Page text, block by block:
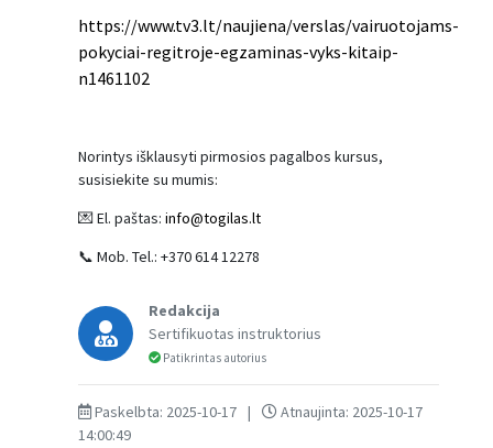
https://www.tv3.lt/naujiena/verslas/vairuotojams-
pokyciai-regitroje-egzaminas-vyks-kitaip-
n1461102
Norintys išklausyti pirmosios pagalbos kursus,
susisiekite su mumis:
💌 El. paštas: info@togilas.lt
📞 Mob. Tel.: +370 614 12278
Redakcija
Sertifikuotas instruktorius
Patikrintas autorius
Paskelbta: 2025-10-17 |
Atnaujinta: 2025-10-17
14:00:49